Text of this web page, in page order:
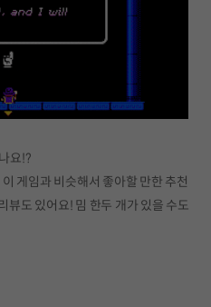
요!?
게임과 비슷해서 좋아할 만한 추천
뷰도 있어요! 밈 한두 개가 있을 수도